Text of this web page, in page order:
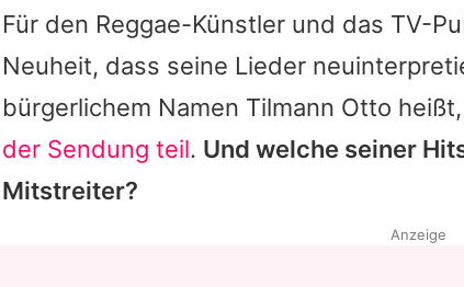
Für den Reggae-Künstler und das TV-
Neuheit, dass seine Lieder
bürgerlichem Namen Tilmann Otto
der Sendung teil. Und welche seiner
Mitstreiter?
Anzeige